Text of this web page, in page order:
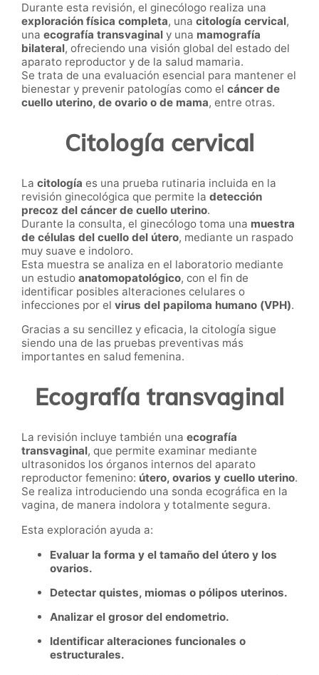
Durante esta revisión, el ginecólogo realiza una
exploración física completa, una citología cervical,
una ecografía transvaginal y una mamografía
bilateral, ofreciendo una visión global del estado del
aparato reproductor y de la salud mamaria.
Se trata de una evaluación esencial para mantener el
bienestar y prevenir patologías como el cáncer de
cuello uterino, de ovario o de mama, entre otras.
Citología cervical
La citología es una prueba rutinaria incluida en la
revisión ginecológica que permite la detección
precoz del cáncer de cuello uterino.
Durante la consulta, el ginecólogo toma una muestra
de células del cuello del útero, mediante un raspado
muy suave e indoloro.
Esta muestra se analiza en el laboratorio mediante
un estudio anatomopatológico, con el fin de
identificar posibles alteraciones celulares o
infecciones por el virus del papiloma humano (VPH).
Gracias a su sencillez y eficacia, la citología sigue
siendo una de las pruebas preventivas más
importantes en salud femenina.
Ecografía transvaginal
La revisión incluye también una ecografía
transvaginal, que permite examinar mediante
ultrasonidos los órganos internos del aparato
reproductor femenino: útero, ovarios y cuello uterino.
Se realiza introduciendo una sonda ecográfica en la
vagina, de manera indolora y totalmente segura.
Esta exploración ayuda a:
Evaluar la forma y el tamaño del útero y los
ovarios.
Detectar quistes, miomas o pólipos uterinos.
Analizar el grosor del endometrio.
Identificar alteraciones funcionales o
estructurales.